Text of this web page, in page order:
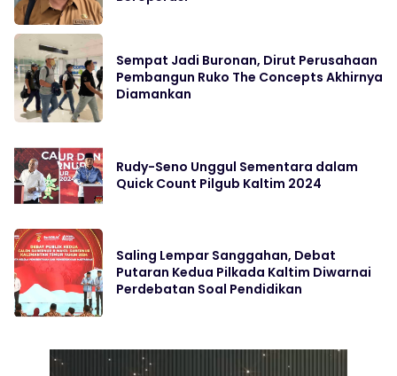
Sempat Jadi Buronan, Dirut Perusahaan
Pembangun Ruko The Concepts Akhirnya
Diamankan
Rudy-Seno Unggul Sementara dalam
Quick Count Pilgub Kaltim 2024
Saling Lempar Sanggahan, Debat
Putaran Kedua Pilkada Kaltim Diwarnai
Perdebatan Soal Pendidikan